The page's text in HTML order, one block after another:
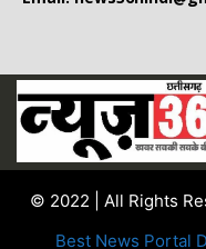
© 2022 | All Rights
Best News Portal